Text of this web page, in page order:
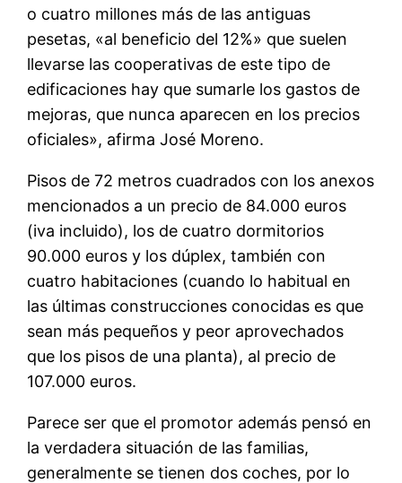
o cuatro millones más de las antiguas
pesetas, «al beneficio del 12%» que suelen
llevarse las cooperativas de este tipo de
edificaciones hay que sumarle los gastos de
mejoras, que nunca aparecen en los precios
oficiales», afirma José Moreno.
Pisos de 72 metros cuadrados con los anexos
mencionados a un precio de 84.000 euros
(iva incluido), los de cuatro dormitorios
90.000 euros y los dúplex, también con
cuatro habitaciones (cuando lo habitual en
las últimas construcciones conocidas es que
sean más pequeños y peor aprovechados
que los pisos de una planta), al precio de
107.000 euros.
Parece ser que el promotor además pensó en
la verdadera situación de las familias,
generalmente se tienen dos coches, por lo